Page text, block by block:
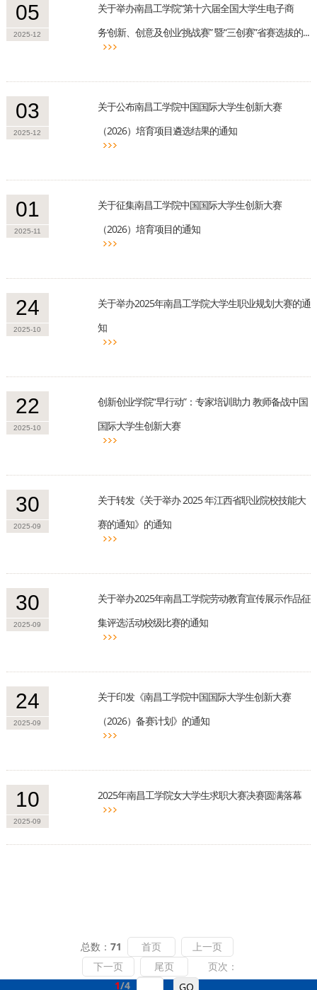
05
2025-12
关于举办南昌工学院“第十六届全国大学生电子商
务‘创新、创意及创业’挑战赛” 暨“三创赛”省赛选拔的...
03
2025-12
关于公布南昌工学院中国国际大学生创新大赛
（2026）培育项目遴选结果的通知
01
2025-11
关于征集南昌工学院中国国际大学生创新大赛
（2026）培育项目的通知
24
2025-10
关于举办2025年南昌工学院大学生职业规划大赛的通
知
22
2025-10
创新创业学院“早行动”：专家培训助力 教师备战中国
国际大学生创新大赛
30
2025-09
关于转发《关于举办 2025 年江西省职业院校技能大
赛的通知》的通知
30
2025-09
关于举办2025年南昌工学院劳动教育宣传展示作品征
集评选活动校级比赛的通知
24
2025-09
关于印发《南昌工学院中国国际大学生创新大赛
（2026）备赛计划》的通知
10
2025-09
2025年南昌工学院女大学生求职大赛决赛圆满落幕
总数： 71 首页
上一页
下一页
尾页
页次：
1/4